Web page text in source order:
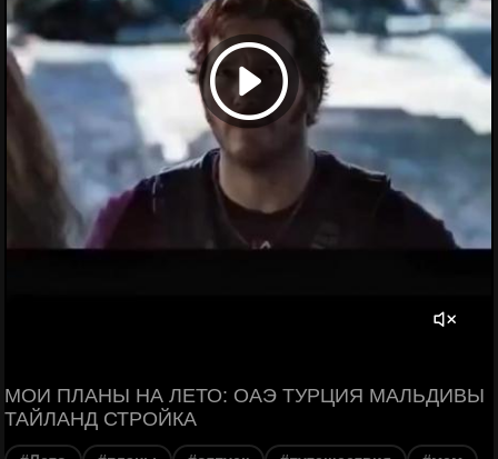
МОИ ПЛАНЫ НА ЛЕТО: ОАЭ ТУРЦИЯ МАЛЬДИВЫ
ТАЙЛАНД СТРОЙКА